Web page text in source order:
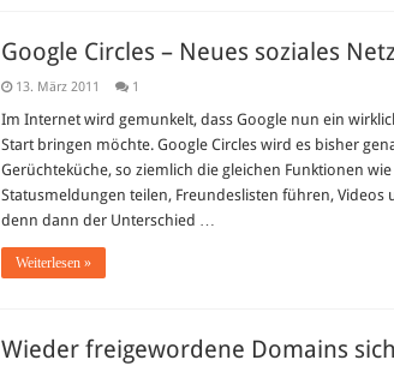
Google Circles – Neues soziales
13. März 2011 1
Im Internet wird gemunkelt, dass Google nun ein
Start bringen möchte. Google Circles wird es bisher
Gerüchteküche, so ziemlich die gleichen Funktionen
Statusmeldungen teilen, Freundeslisten führen, Videos
denn dann der Unterschied …
Weiterlesen »
Wieder freigewordene Domains